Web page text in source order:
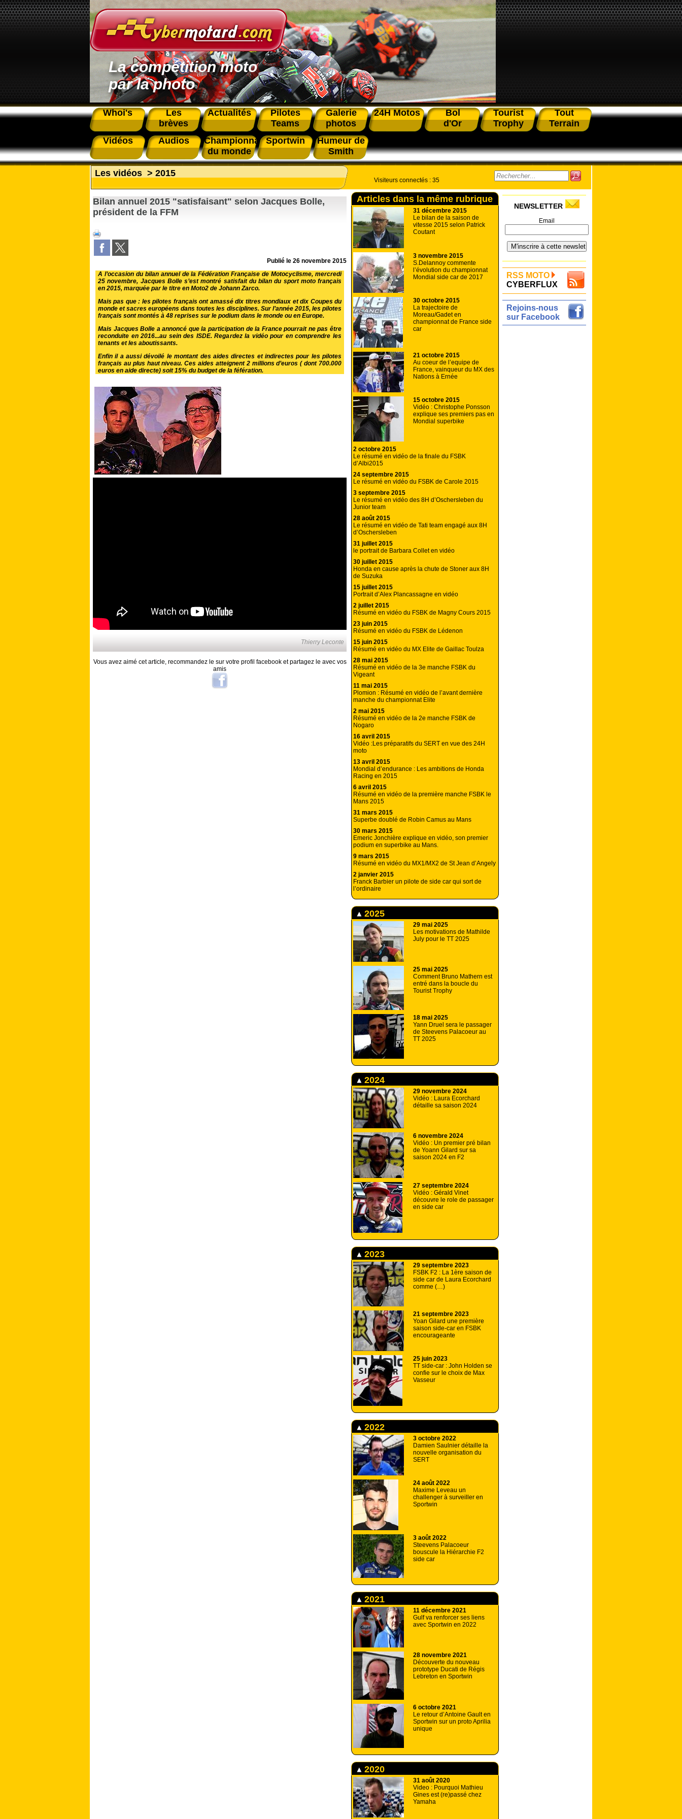
La compétition moto
par la photo
Whoi's
Les
brèves
Actualités
Pilotes
Teams
Galerie
photos
24H Motos
Bol
d'Or
Tourist
Trophy
Tout
Terrain
Vidéos
Audios
Championnat
du monde
Sportwin
Humeur de
Smith
Les vidéos > 2015
Bilan annuel 2015 "satisfaisant" selon Jacques Bolle,
président de la FFM
Publié le 26 novembre 2015
A l’occasion du bilan annuel de la Fédération Française de Motocyclisme, mercredi
25 novembre, Jacques Bolle s’est montré satisfait du bilan du sport moto français
en 2015, marquée par le titre en Moto2 de Johann Zarco.
Mais pas que : les pilotes français ont amassé dix titres mondiaux et dix Coupes du
monde et sacres européens dans toutes les disciplines. Sur l’année 2015, les pilotes
français sont montés à 48 reprises sur le podium dans le monde ou en Europe.
Mais Jacques Bolle a annoncé que la participation de la France pourrait ne pas être
reconduite en 2016...au sein des ISDE. Regardez la vidéo pour en comprendre les
tenants et les aboutissants.
Enfin il a aussi dévoilé le montant des aides directes et indirectes pour les pilotes
français au plus haut niveau. Ces aides atteignent 2 millions d’euros ( dont 700.000
euros en aide directe) soit 15% du budget de la féfération.
Thierry Leconte
Vous avez aimé cet article, recommandez le sur votre profil facebook et partagez le avec vos
amis
Visiteurs connectés : 35
Articles dans la même rubrique
31 décembre 2015
Le bilan de la saison de
vitesse 2015 selon Patrick
Coutant
3 novembre 2015
S.Delannoy commente
l’évolution du championnat
Mondial side car de 2017
30 octobre 2015
La trajectoire de
Moreau/Gadet en
championnat de France side
car
21 octobre 2015
Au coeur de l’equipe de
France, vainqueur du MX des
Nations à Ernée
15 octobre 2015
Vidéo : Christophe Ponsson
explique ses premiers pas en
Mondial superbike
2 octobre 2015
Le résumé en vidéo de la finale du FSBK
d’Albi2015
24 septembre 2015
Le résumé en vidéo du FSBK de Carole 2015
3 septembre 2015
Le résumé en vidéo des 8H d’Oschersleben du
Junior team
28 août 2015
Le résumé en vidéo de Tati team engagé aux 8H
d’Oschersleben
31 juillet 2015
le portrait de Barbara Collet en vidéo
30 juillet 2015
Honda en cause après la chute de Stoner aux 8H
de Suzuka
15 juillet 2015
Portrait d’Alex Plancassagne en vidéo
2 juillet 2015
Résumé en vidéo du FSBK de Magny Cours 2015
23 juin 2015
Résumé en vidéo du FSBK de Lédenon
15 juin 2015
Résumé en vidéo du MX Elite de Gaillac Toulza
28 mai 2015
Résumé en vidéo de la 3e manche FSBK du
Vigeant
11 mai 2015
Plomion : Résumé en vidéo de l’avant dernière
manche du championnat Elite
2 mai 2015
Résumé en vidéo de la 2e manche FSBK de
Nogaro
16 avril 2015
Vidéo :Les préparatifs du SERT en vue des 24H
moto
13 avril 2015
Mondial d’endurance : Les ambitions de Honda
Racing en 2015
6 avril 2015
Résumé en vidéo de la première manche FSBK le
Mans 2015
31 mars 2015
Superbe doublé de Robin Camus au Mans
30 mars 2015
Emeric Jonchière explique en vidéo, son premier
podium en superbike au Mans.
9 mars 2015
Résumé en vidéo du MX1/MX2 de St Jean d’Angely
2 janvier 2015
Franck Barbier un pilote de side car qui sort de
l’ordinaire
2025
29 mai 2025
Les motivations de Mathilde
July pour le TT 2025
25 mai 2025
Comment Bruno Mathern est
entré dans la boucle du
Tourist Trophy
18 mai 2025
Yann Druel sera le passager
de Steevens Palacoeur au
TT 2025
2024
29 novembre 2024
Vidéo : Laura Ecorchard
détaille sa saison 2024
6 novembre 2024
Vidéo : Un premier pré bilan
de Yoann Gilard sur sa
saison 2024 en F2
27 septembre 2024
Vidéo : Gérald Vinet
découvre le role de passager
en side car
2023
29 septembre 2023
FSBK F2 : La 1ère saison de
side car de Laura Ecorchard
comme (…)
21 septembre 2023
Yoan Gilard une première
saison side-car en FSBK
encourageante
25 juin 2023
TT side-car : John Holden se
confie sur le choix de Max
Vasseur
2022
3 octobre 2022
Damien Saulnier détaille la
nouvelle organisation du
SERT
24 août 2022
Maxime Leveau un
challenger à surveiller en
Sportwin
3 août 2022
Steevens Palacoeur
bouscule la Hiérarchie F2
side car
2021
11 décembre 2021
Gulf va renforcer ses liens
avec Sportwin en 2022
28 novembre 2021
Découverte du nouveau
prototype Ducati de Régis
Lebreton en Sportwin
6 octobre 2021
Le retour d’Antoine Gault en
Sportwin sur un proto Aprilia
unique
2020
31 août 2020
Video : Pourquoi Mathieu
Gines est (re)passé chez
Yamaha
NEWSLETTER
Email
RSS MOTO
CYBERFLUX
Rejoins-nous
sur Facebook